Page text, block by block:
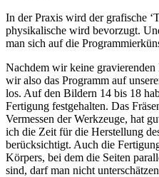
In der Praxis wird der grafische
physikalische wird bevorzugt.
man sich auf die
Nachdem wir keine gravierenden
wir also das Programm auf
los. Auf den Bildern 14 bis 18
Fertigung festgehalten. Das
Vermessen der Werkzeuge, hat
ich die Zeit für die Herstellung
berücksichtigt. Auch die
Körpers, bei dem die Seiten
sind, darf man nicht